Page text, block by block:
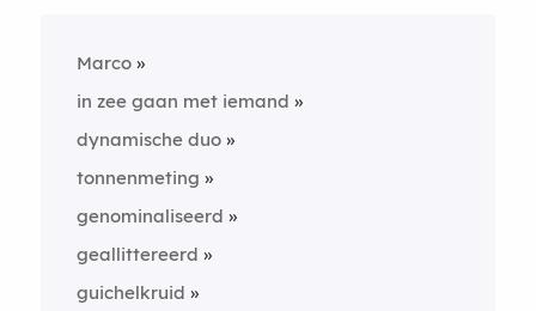
Marco
in zee gaan met iemand
dynamische duo
tonnenmeting
genominaliseerd
geallittereerd
guichelkruid